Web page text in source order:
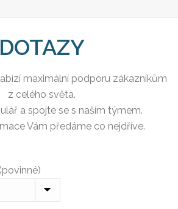
DOTAZY
maximální podporu zákazníkům
z celého světa.
a spojte se s naším týmem.
Vám předáme co nejdříve.
(povinné)